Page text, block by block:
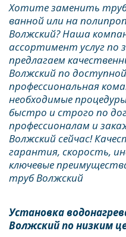
Хотите заменить
ванной или на
Волжский? Наша
ассортимент услуг по
предлагаем
Волжский по
профессиональная
необходимые
быстро и строго по
профессионалам и
Волжский сейчас!
гарантия, скорость,
ключевые
труб Волжский
Установка
Волжский по низким